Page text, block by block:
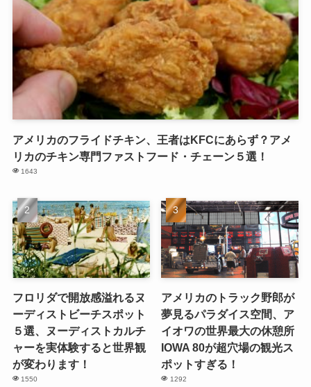
アメリカのフライドチキン、王者はKFCにあらず？アメ
リカのチキン専門ファストフード・チェーン５選！
1643
フロリダで開放感溢れるヌ
ーディストビーチスポット
５選、ヌーディストカルチ
ャーを実体験すると世界観
が変わります！
1550
アメリカのトラック野郎が
夢見るパラダイス空間、ア
イオワの世界最大の休憩所
IOWA 80が超穴場の観光ス
ポットすぎる！
1292